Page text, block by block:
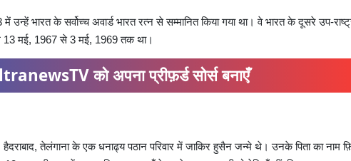
भारत के सर्वोच्च अवार्ड भारत रत्न से सम्मानित किया गया था। वे भारत के दूसरे उप-
13 मई, 1967 से 3 मई, 1969 तक था।
को अपना प्रीफ़र्ड सोर्स बनाएँ
तेलंगाना के एक धनाढ्य पठान परिवार में जाकिर हुसैन जन्मे थे। उनके पिता का नाम